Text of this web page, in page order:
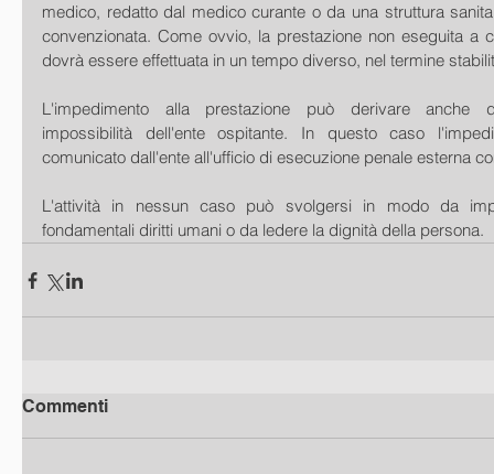
medico, redatto dal medico curante o da una struttura
convenzionata. Come ovvio, la prestazione non eseguita a
dovrà essere effettuata in un tempo diverso, nel termine
L'impedimento alla prestazione può derivare anche
impossibilità dell'ente ospitante. In questo caso
comunicato dall'ente all'ufficio di esecuzione penale esterna
L'attività in nessun caso può svolgersi in modo da
fondamentali diritti umani o da ledere la dignità della persona.
Commenti